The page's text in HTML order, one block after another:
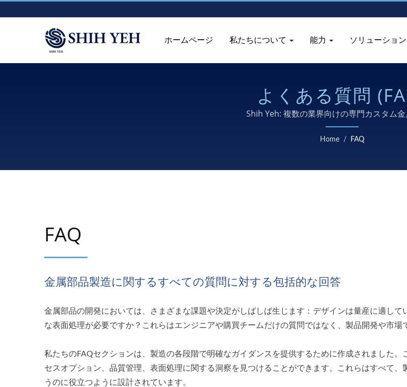
ホームページ 私たちについて 能力 ソリューション
よくある質問
Shih Yeh: 複数の業界向けの専門カスタム金
Home / FAQ
FAQ
金属部品製造に関するすべての質問に対する包括的な回答
金属部品の開発においては、さまざまな課題や決定がしばしば生じます：デザインは量産に適し
な表面処理が必要ですか？これらはエンジニアや購買チームだけの質問ではなく、製品開発や市場
私たちのFAQセクションは、製造の各段階で明確なガイダンスを提供するために作成されました
セスオプション、品質管理、表面処理に関する洞察を見つけることができます。これらはすべて
うのに役立つように設計されています。